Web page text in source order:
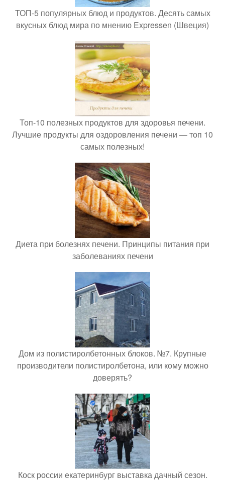
ТОП-5 популярных блюд и продуктов. Десять самых
вкусных блюд мира по мнению Expressen (Швеция)
Топ-10 полезных продуктов для здоровья печени.
Лучшие продукты для оздоровления печени — топ 10
самых полезных!
Диета при болезнях печени. Принципы питания при
заболеваниях печени
Дом из полистиролбетонных блоков. №7. Крупные
производители полистиролбетона, или кому можно
доверять?
Коск россии екатеринбург выставка дачный сезон.